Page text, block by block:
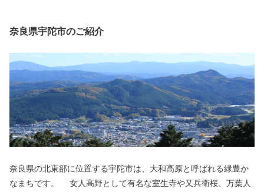
奈良県宇陀市のご紹介
奈良県の北東部に位置する宇陀市は、大和高原と呼ばれる緑豊か
なまちです。 女人高野として有名な室生寺や又兵衛桜、万葉人